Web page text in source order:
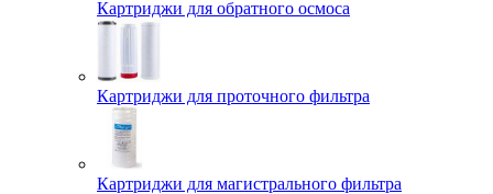
Картриджи для обратного осмоса
Картриджи для проточного фильтра
Картриджи для магистрального фильтра